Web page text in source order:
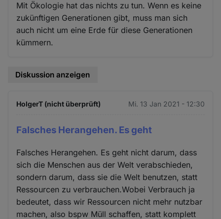
Mit Ökologie hat das nichts zu tun. Wenn es keine
zukünftigen Generationen gibt, muss man sich
auch nicht um eine Erde für diese Generationen
kümmern.
Diskussion anzeigen
HolgerT (nicht überprüft) Mi. 13 Jan 2021 - 12:30
Falsches Herangehen. Es geht
Falsches Herangehen. Es geht nicht darum, dass
sich die Menschen aus der Welt verabschieden,
sondern darum, dass sie die Welt benutzen, statt
Ressourcen zu verbrauchen.Wobei Verbrauch ja
bedeutet, dass wir Ressourcen nicht mehr nutzbar
machen, also bspw Müll schaffen, statt komplett